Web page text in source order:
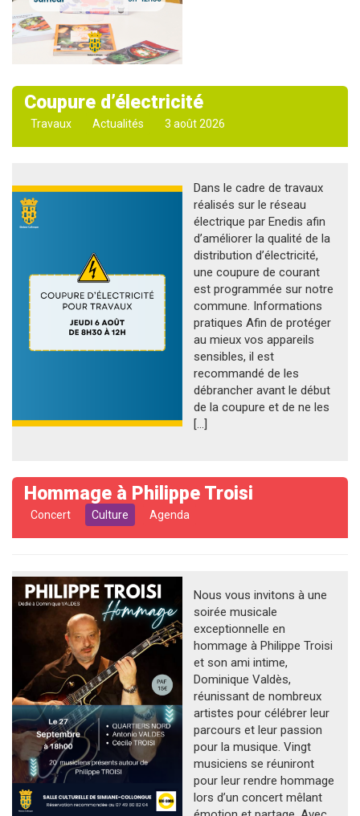
Coupure d’électricité
Travaux Actualités 3 août 2026
Dans le cadre de travaux
réalisés sur le réseau
électrique par Enedis afin
d’améliorer la qualité de la
distribution d’électricité,
une coupure de courant
est programmée sur notre
commune. Informations
pratiques Afin de protéger
au mieux vos appareils
sensibles, il est
recommandé de les
débrancher avant le début
de la coupure et de ne les
[…]
Hommage à Philippe Troisi
Concert Culture Agenda
Nous vous invitons à une
soirée musicale
exceptionnelle en
hommage à Philippe Troisi
et son ami intime,
Dominique Valdès,
réunissant de nombreux
artistes pour célébrer leur
parcours et leur passion
pour la musique. Vingt
musiciens se réuniront
pour leur rendre hommage
lors d’un concert mêlant